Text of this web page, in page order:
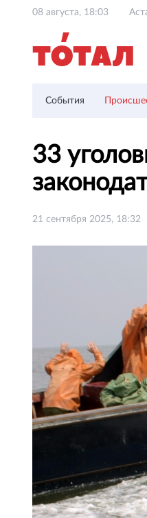
08 августа, 18:03
События
33
21 сентября 2025, 18:32